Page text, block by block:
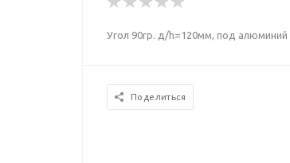
Угол 90гр. д/h=120мм, под алюминий
Поделиться